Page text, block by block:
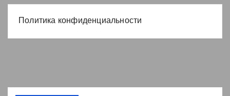
Политика конфиденциальности